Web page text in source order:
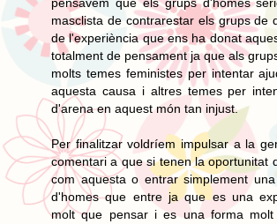
pensàvem que els grups d'homes
masclista de contrarestar els grups de
de l'experiència que ens ha donat
totalment de pensament ja que als
molts temes feministes per intentar
aquesta causa i altres temes per
d'arena en aquest món tan injust.
Per finalitzar voldríem impulsar a la
comentari a que si tenen la oportunitat
com aquesta o entrar simplement
d'homes que entre ja que es una
molt que pensar i es una forma molt